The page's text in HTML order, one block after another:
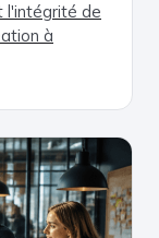
l'intégrité de
à